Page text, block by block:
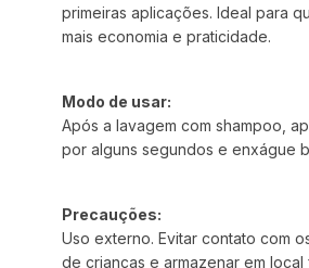
primeiras aplicações. Ideal para
mais economia e praticidade.
Modo de usar:
Após a lavagem com shampoo,
por alguns segundos e enxágue
Precauções:
Uso externo. Evitar contato com
de crianças e armazenar em